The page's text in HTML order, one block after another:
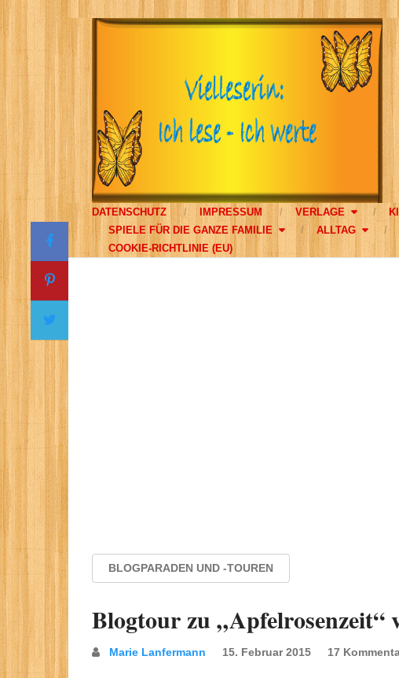
DATENSCHUTZ IMPRESSUM VERLAGE
SPIELE FÜR DIE GANZE FAMILIE
ALLTAG
COOKIE-RICHTLINIE (EU)
BLOGPARADEN UND -TOUREN
Blogtour zu
Marie Lanfermann 15. Februar 2015 17